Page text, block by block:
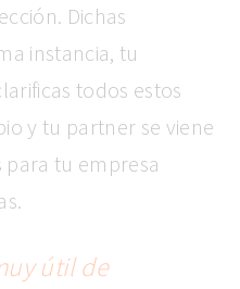
Dichas
instancia, tu
todos estos
y tu partner se viene
para tu empresa
útil de